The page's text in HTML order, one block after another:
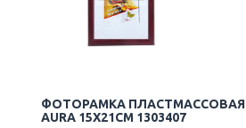
ФОТОРАМКА ПЛАСТМАССОВАЯ
AURA 15X21CM 1303407